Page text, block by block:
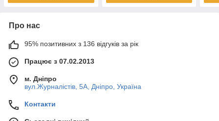
Про нас
95% позитивних з 136 відгуків за рік
Працює з 07.02.2013
м. Дніпро
вул.Журналістів, 5А, Дніпро, Україна
Контакти